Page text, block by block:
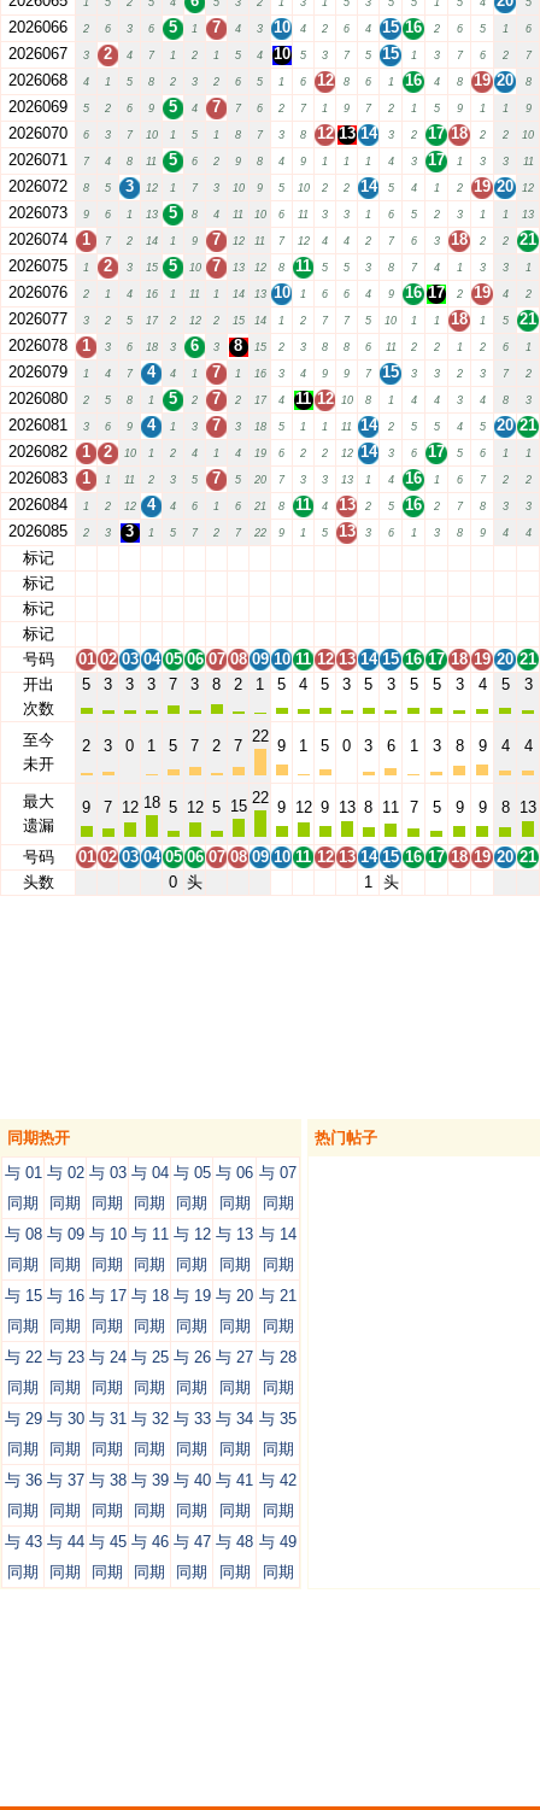
1 5 2 5 4 5 3 2 1 3 1 5 3 5 5 1 5 4 5
2026066 2 6 3 6 5 1 7 4 3 10 4 2 6 4 15 16 2 6 5 1 6
2026067 3 2 4 7 1 2 1 5 4 10 5 3 7 5 15 1 3 7 6 2 7
2026068 4 1 5 8 2 3 2 6 5 1 6 12 8 6 1 16 4 8 19 20 8
2026069 5 2 6 9 5 4 7 7 6 2 7 1 9 7 2 1 5 9 1 1 9
2026070 6 3 7 10 1 5 1 8 7 3 8 12 13 14 3 2 17 18 2 2 10
2026071 7 4 8 11 5 6 2 9 8 4 9 1 1 1 4 3 17 1 3 3 11
2026072 8 5 3 12 1 7 3 10 9 5 10 2 2 14 5 4 1 2 19 20 12
2026073 9 6 1 13 5 8 4 11 10 6 11 3 3 1 6 5 2 3 1 1 13
2026074 1 7 2 14 1 9 7 12 11 7 12 4 4 2 7 6 3 18 2 2
21
2026075
1 2 3 15 5 10 7 13 12 8 11 5 5 3 8 7 4 1 3 3 1
2026076 2 1 4 16 1 11 1 14 13 10 1 6 6 4 9 16 17 2 19 4 2
2026077 3 2 5 17 2 12 2 15 14 1 2 7 7 5 10 1 1 18 1 5
21
2026078
1 3 6 18 3 6 3 8 15 2 3 8 8 6 11 2 2 1 2 6 1
2026079 1 4 7 4 4 1 7 1 16 3 4 9 9 7 15 3 3 2 3 7 2
2026080 2 5 8 1 5 2 7 2 17 4 11 12 10 8 1 4 4 3 4 8 3
2026081 3 6 9 4 1 3 7 3 18 5 1 1 11 14 2 5 5 4 5 20 21
2026082
1 2 10 1 2 4 1 4 19 6 2 2 12 14 3 6 17 5 6 1 1
2026083 1 1 11 2 3 5 7 5 20 7 3 3 13 1 4 16 1 6 7 2 2
2026084 1 2 12 4 4 6 1 6 21 8 11 4 13 2 5 16 2 7 8 3 3
2026085 2 3 3 1 5 7 2 7 22 9 1 5 13 3 6 1 3 8 9 4 4
标记
标记
标记
标记
号码
01 02 03 04 05 06 07 08 09 10 11 12 13 14 15 16 17 18 19 20 21
开出
次数
5 3 3 3 7 3 8 2 1 5 4 5 3 5 3 5 5 3 4 5 3
至今
未开
2 3 0 1 5 7 2 7
22
9 1 5 0 3 6 1 3 8 9 4 4
最大
遗漏
9 7 12 18 5 12 5 15 22
9 12 9 13 8 11 7 5 9 9 8 13
号码 01 02 03 04 05 06 07 08 09 10 11 12 13 14 15 16 17 18 19 20 21
头数
0 头 1 头
同期热开
与 01
同期
与 02
同期
与 03
同期
与 04
同期
与 05
同期
与 06
同期
与 07
同期
与 08
同期
与 09
同期
与 10
同期
与 11
同期
与 12
同期
与 13
同期
与 14
同期
与 15
同期
与 16
同期
与 17
同期
与 18
同期
与 19
同期
与 20
同期
与 21
同期
与 22
同期
与 23
同期
与 24
同期
与 25
同期
与 26
同期
与 27
同期
与 28
同期
与 29
同期
与 30
同期
与 31
同期
与 32
同期
与 33
同期
与 34
同期
与 35
同期
与 36
同期
与 37
同期
与 38
同期
与 39
同期
与 40
同期
与 41
同期
与 42
同期
与 43
同期
与 44
同期
与 45
同期
与 46
同期
与 47
同期
与 48
同期
与 49
同期
热门帖子